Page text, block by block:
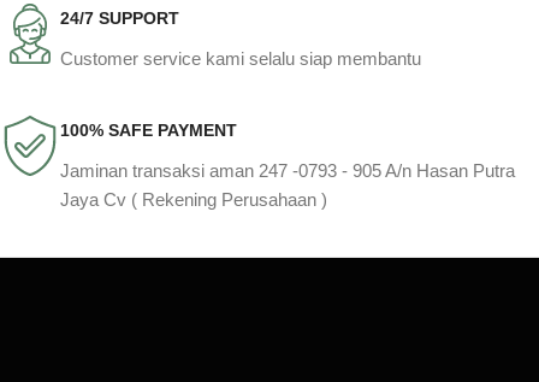
24/7 SUPPORT
Customer service kami selalu siap membantu
100% SAFE PAYMENT
Jaminan transaksi aman 247 -0793 - 905 A/n Hasan Putra
Jaya Cv ( Rekening Perusahaan )